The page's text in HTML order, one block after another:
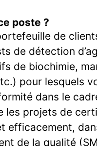
poste ?
de
de détection
de biochimie,
pour lesquels
dans le
les projets de
efficacement,
de la qualité